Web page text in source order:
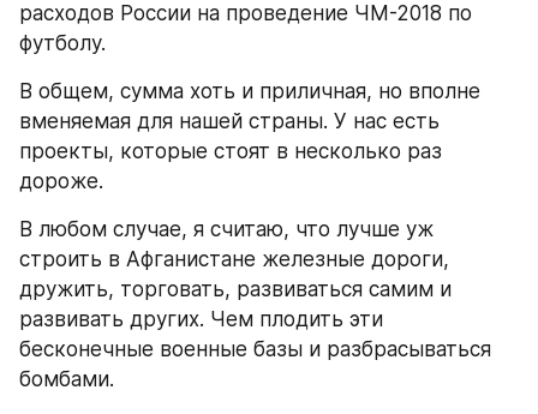
расходов России на проведение ЧМ-2018 по
футболу.
В общем, сумма хоть и приличная, но вполне
вменяемая для нашей страны. У нас есть
проекты, которые стоят в несколько раз
дороже.
В любом случае, я считаю, что лучше уж
строить в Афганистане железные дороги,
дружить, торговать, развиваться самим и
развивать других. Чем плодить эти
бесконечные военные базы и разбрасываться
бомбами.